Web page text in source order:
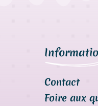
Contact
Foire aux